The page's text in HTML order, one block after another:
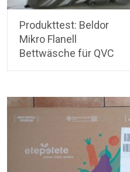
Produkttest: Beldor
Mikro Flanell
Bettwäsche für QVC